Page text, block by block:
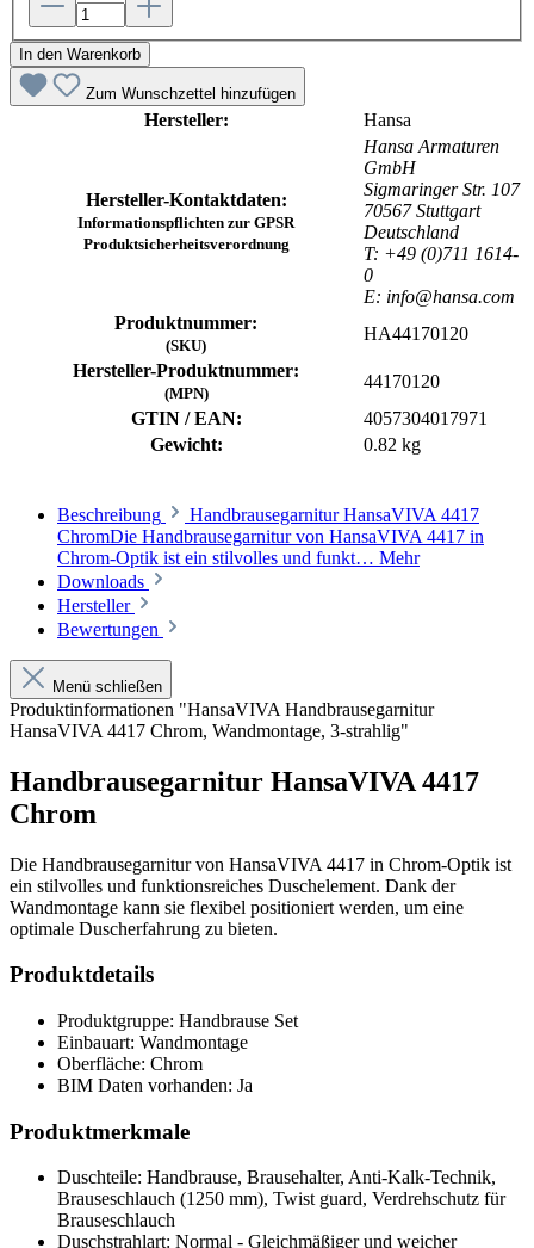
In den Warenkorb
Zum Wunschzettel hinzufügen
Hersteller: Hansa
Hersteller-Kontaktdaten:
Informationspflichten zur GPSR
Produktsicherheitsverordnung
Hansa Armaturen
GmbH
Sigmaringer Str. 107
70567 Stuttgart
Deutschland
T: +49 (0)711 1614-
0
E: info@hansa.com
Produktnummer:
(SKU)
HA44170120
Hersteller-Produktnummer:
(MPN)
44170120
GTIN / EAN:
4057304017971
Gewicht:
0.82 kg
Beschreibung
Handbrausegarnitur HansaVIVA 4417
ChromDie Handbrausegarnitur von HansaVIVA 4417 in
Chrom-Optik ist ein stilvolles und funkt… Mehr
Downloads
Hersteller
Bewertungen
Menü schließen
Produktinformationen "HansaVIVA Handbrausegarnitur
HansaVIVA 4417 Chrom, Wandmontage, 3-strahlig"
Handbrausegarnitur HansaVIVA 4417
Chrom
Die Handbrausegarnitur von HansaVIVA 4417 in Chrom-Optik ist
ein stilvolles und funktionsreiches Duschelement. Dank der
Wandmontage kann sie flexibel positioniert werden, um eine
optimale Duscherfahrung zu bieten.
Produktdetails
Produktgruppe: Handbrause Set
Einbauart: Wandmontage
Oberfläche: Chrom
BIM Daten vorhanden: Ja
Produktmerkmale
Duschteile: Handbrause, Brausehalter, Anti-Kalk-Technik,
Brauseschlauch (1250 mm), Twist guard, Verdrehschutz für
Brauseschlauch
Duschstrahlart: Normal - Gleichmäßiger und weicher